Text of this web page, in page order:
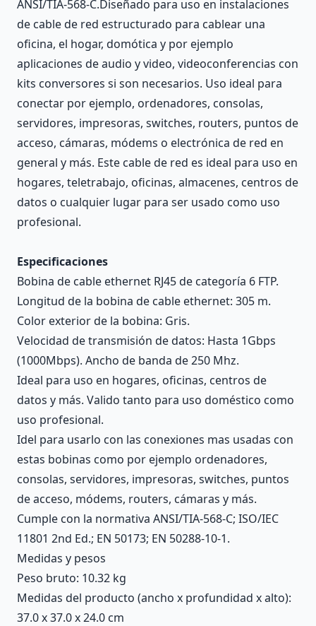
ANSI/TIA-568-C.Diseñado para uso en instalaciones
de cable de red estructurado para cablear una
oficina, el hogar, domótica y por ejemplo
aplicaciones de audio y video, videoconferencias con
kits conversores si son necesarios. Uso ideal para
conectar por ejemplo, ordenadores, consolas,
servidores, impresoras, switches, routers, puntos de
acceso, cámaras, módems o electrónica de red en
general y más. Este cable de red es ideal para uso en
hogares, teletrabajo, oficinas, almacenes, centros de
datos o cualquier lugar para ser usado como uso
profesional.
Especificaciones
Bobina de cable ethernet RJ45 de categoría 6 FTP.
Longitud de la bobina de cable ethernet: 305 m.
Color exterior de la bobina: Gris.
Velocidad de transmisión de datos: Hasta 1Gbps
(1000Mbps). Ancho de banda de 250 Mhz.
Ideal para uso en hogares, oficinas, centros de
datos y más. Valido tanto para uso doméstico como
uso profesional.
Idel para usarlo con las conexiones mas usadas con
estas bobinas como por ejemplo ordenadores,
consolas, servidores, impresoras, switches, puntos
de acceso, módems, routers, cámaras y más.
Cumple con la normativa ANSI/TIA-568-C; ISO/IEC
11801 2nd Ed.; EN 50173; EN 50288-10-1.
Medidas y pesos
Peso bruto: 10.32 kg
Medidas del producto (ancho x profundidad x alto):
37.0 x 37.0 x 24.0 cm